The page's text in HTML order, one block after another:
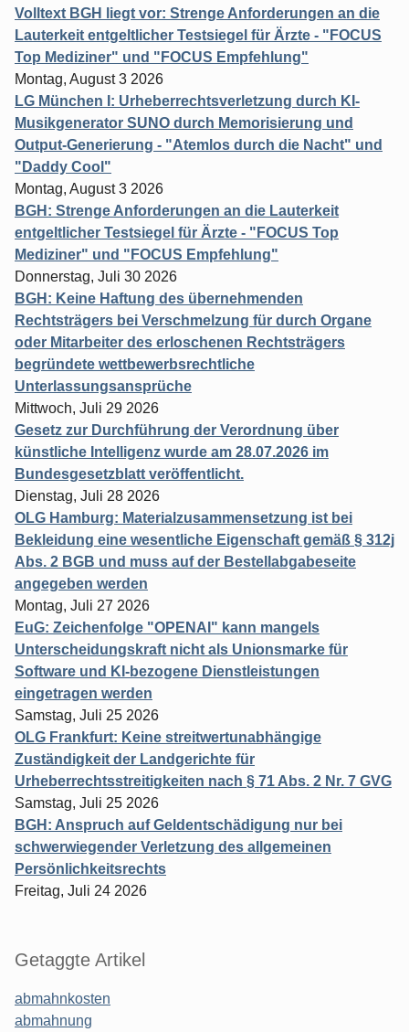
Volltext BGH liegt vor: Strenge Anforderungen an die
Lauterkeit entgeltlicher Testsiegel für Ärzte - "FOCUS
Top Mediziner" und "FOCUS Empfehlung"
Montag, August 3 2026
LG München I: Urheberrechtsverletzung durch KI-
Musikgenerator SUNO durch Memorisierung und
Output-Generierung - "Atemlos durch die Nacht" und
"Daddy Cool"
Montag, August 3 2026
BGH: Strenge Anforderungen an die Lauterkeit
entgeltlicher Testsiegel für Ärzte - "FOCUS Top
Mediziner" und "FOCUS Empfehlung"
Donnerstag, Juli 30 2026
BGH: Keine Haftung des übernehmenden
Rechtsträgers bei Verschmelzung für durch Organe
oder Mitarbeiter des erloschenen Rechtsträgers
begründete wettbewerbsrechtliche
Unterlassungsansprüche
Mittwoch, Juli 29 2026
Gesetz zur Durchführung der Verordnung über
künstliche Intelligenz wurde am 28.07.2026 im
Bundesgesetzblatt veröffentlicht.
Dienstag, Juli 28 2026
OLG Hamburg: Materialzusammensetzung ist bei
Bekleidung eine wesentliche Eigenschaft gemäß § 312j
Abs. 2 BGB und muss auf der Bestellabgabeseite
angegeben werden
Montag, Juli 27 2026
EuG: Zeichenfolge "OPENAI" kann mangels
Unterscheidungskraft nicht als Unionsmarke für
Software und KI-bezogene Dienstleistungen
eingetragen werden
Samstag, Juli 25 2026
OLG Frankfurt: Keine streitwertunabhängige
Zuständigkeit der Landgerichte für
Urheberrechtsstreitigkeiten nach § 71 Abs. 2 Nr. 7 GVG
Samstag, Juli 25 2026
BGH: Anspruch auf Geldentschädigung nur bei
schwerwiegender Verletzung des allgemeinen
Persönlichkeitsrechts
Freitag, Juli 24 2026
Getaggte Artikel
abmahnkosten
abmahnung